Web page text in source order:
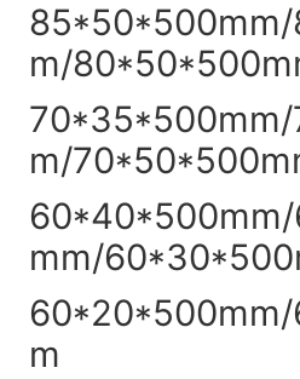
m/
m/
mm/
m